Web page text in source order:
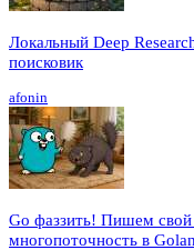
Локальный Deep
поисковик
afonin
Go фаззить! Пишем
многопоточность в